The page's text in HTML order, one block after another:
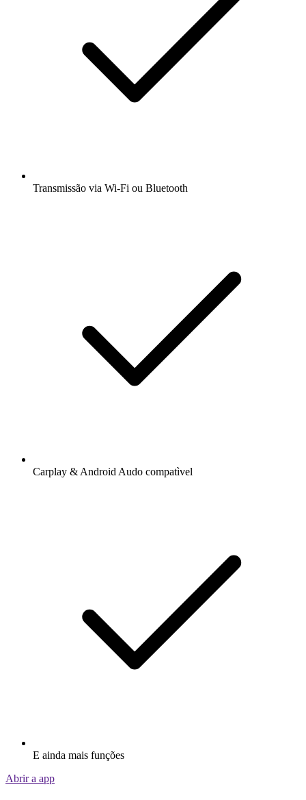
Transmissão via Wi-Fi ou Bluetooth
Carplay & Android Audo compatìvel
E ainda mais funções
Abrir a app